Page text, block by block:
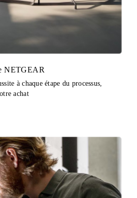
NETGEAR
à chaque étape du processus,
achat